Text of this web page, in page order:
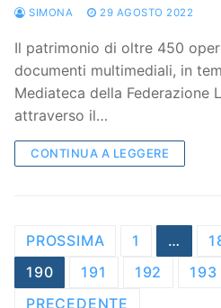
SIMONA 29 AGOSTO 2022
Il patrimonio di oltre 450
documenti multimediali, in
Mediateca della Federazione
attraverso il…
CONTINUA A LEGGERE
Navigazione
articoli
PROSSIMA 1 …
190
191 192 193
PRECEDENTE